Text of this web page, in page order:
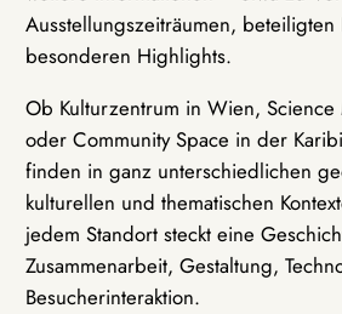
Ausstellungszeiträumen,
besonderen Highlights.
Ob Kulturzentrum in Wien, Science
oder Community Space in der
finden in ganz unterschiedlichen
kulturellen und thematischen
jedem Standort steckt eine
Zusammenarbeit, Gestaltung,
Besucherinteraktion.